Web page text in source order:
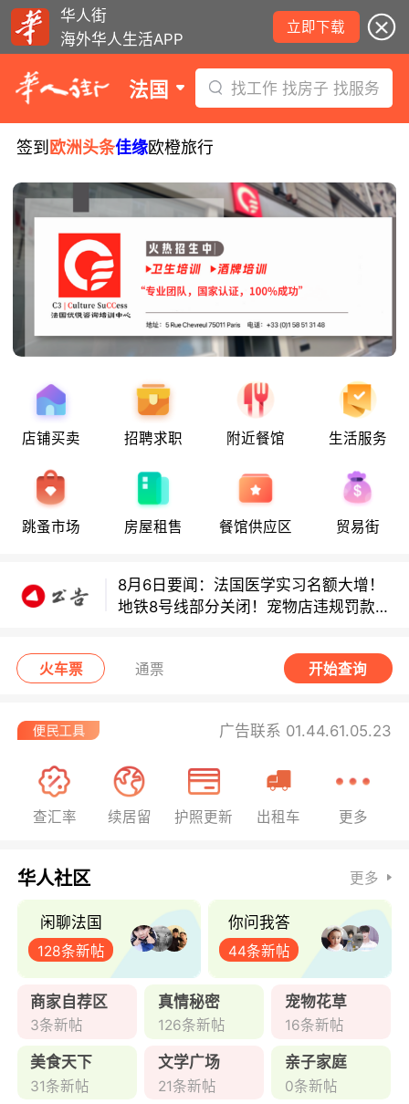
华人街
海外华人生活APP
立即下载
法国 找工作 找房子 找服务
签到 欧洲头条佳缘欧橙旅行
店铺买卖 招聘求职 附近餐馆 生活服务
跳蚤市场 房屋租售 餐馆供应区 贸易街
8月6日要闻：法国医学实习名额大增！
炉！
巴黎地铁音乐家海选启动！
地铁8号线部分关闭！宠物店违规罚款出
炉！
火车票 通票 开始查询
广告联系 01.44.61.05.23
查汇率 续居留 护照更新 出租车 更多
华人社区 更多
闲聊法国
128条新帖
你问我答
44条新帖
商家自荐区
3条新帖
真情秘密
126条新帖
宠物花草
16条新帖
美食天下
31条新帖
文学广场
21条新帖
亲子家庭
0条新帖